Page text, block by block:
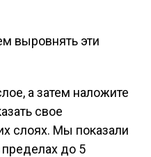
выровнять эти
а затем наложите
свое
слоях. Мы показали
до 5